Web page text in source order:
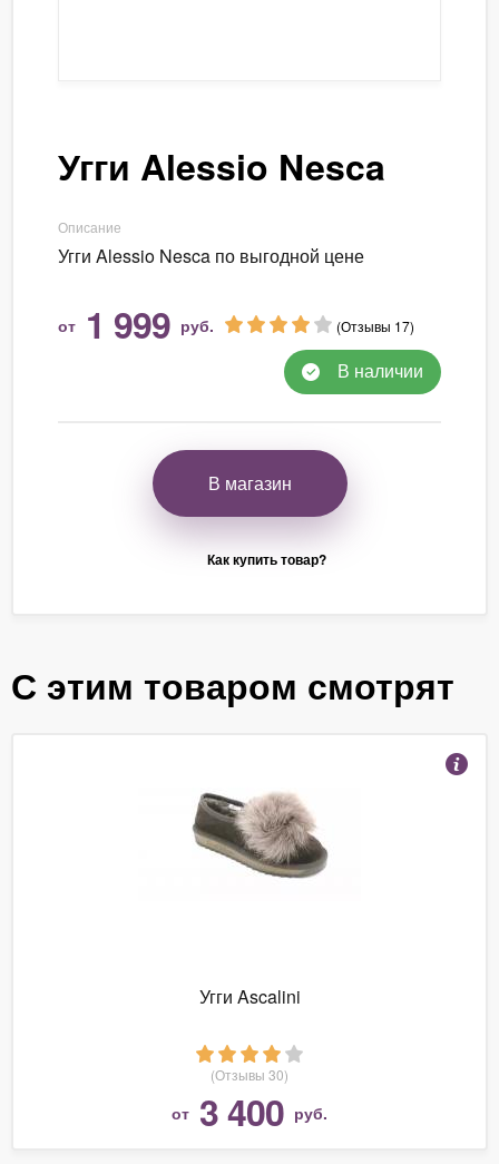
Угги Alessio Nesca
Описание
Угги Alessio Nesca по выгодной цене
от 1 999 руб. (Отзывы 17)
В наличии
В магазин
Как купить товар?
С этим товаром смотрят
Угги Ascalini
(Отзывы 30)
от 3 400 руб.